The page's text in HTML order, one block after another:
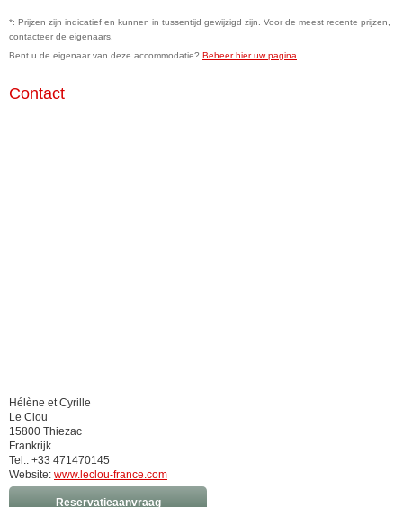
*: Prijzen zijn indicatief en kunnen in tussentijd gewijzigd zijn. Voor de meest recente prijzen,
contacteer de eigenaars.
Bent u de eigenaar van deze accommodatie? Beheer hier uw pagina
Contact
Hélène et Cyrille
Le Clou
15800 Thiezac
Frankrijk
Tel.: +33 471470145
Website: www.leclou-france.com
Reservatieaanvraag